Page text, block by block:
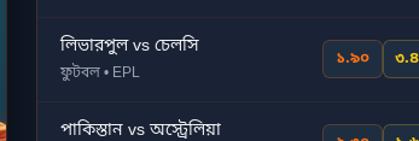
লিভারপুল vs চেলসি
ফুটবল • EPL
১.৯০
পাকিস্তান vs অস্ট্রেলিয়া